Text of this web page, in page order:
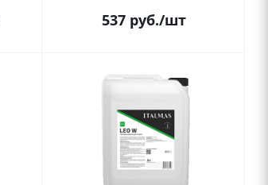
537руб./шт